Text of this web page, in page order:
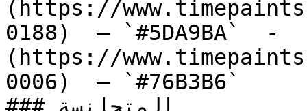
(https://
0188)  — `#5DA9BA`  -
(https://
0006)  — `#76B3B6`